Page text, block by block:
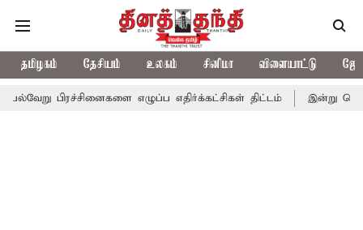
தமிழகம் தேசியம் உலகம் சினிமா விளையாட்டு
எழுப்ப எதிர்க்கட்சிகள் திட்டம் இன்று கொட்டப்போகும்